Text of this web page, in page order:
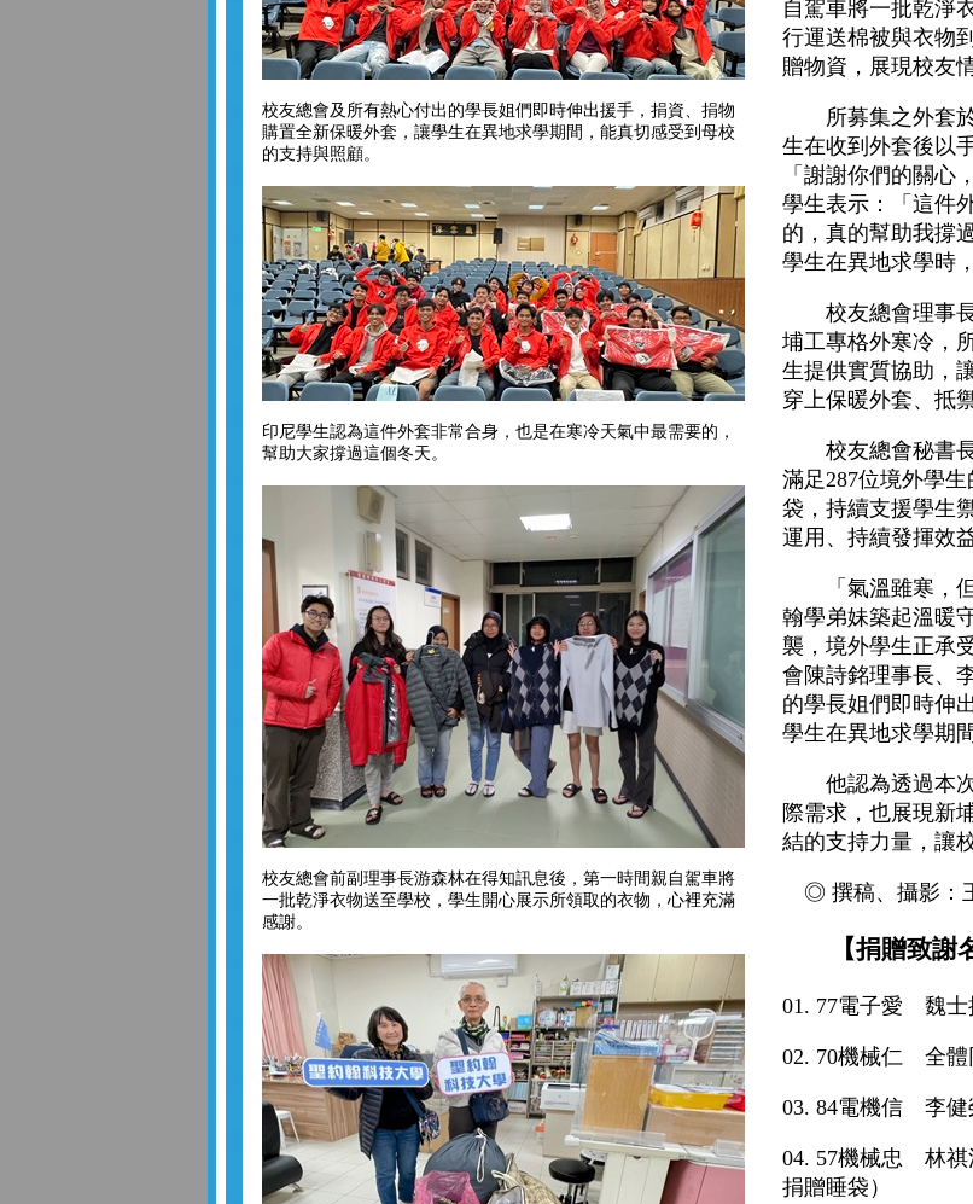
校友總會及所有熱心付出的學長姐們即時伸出援手，捐資、捐物
購置全新保暖外套，讓學生在異地求學期間，能真切感受到母校
的支持與照顧。
印尼學生認為這件外套非常合身，也是在寒冷天氣中最需要的，
幫助大家撐過這個冬天。
校友總會前副理事長游森林在得知訊息後，第一時間親自駕車將
一批乾淨衣物送至學校，學生開心展示所領取的衣物，心裡充滿
感謝。
自駕車將一批乾淨
行運送棉被與衣物
贈物資，展現校友
所募集之外套於
生在收到外套後以
「謝謝你們的關心
學生表示：「這件
的，真的幫助我撐
學生在異地求學時
校友總會理事長
埔工專格外寒冷，
生提供實質協助，
穿上保暖外套、抵
校友總會秘書長
滿足287位境外學
袋，持續支援學生
運用、持續發揮效
「氣溫雖寒，但
翰學弟妹築起溫暖
襲，境外學生正承
會陳詩銘理事長、
的學長姐們即時伸
學生在異地求學期
他認為透過本次
際需求，也展現新
結的支持力量，讓
◎ 撰稿、攝影：
【捐贈致謝名
01. 77電子愛 魏
02. 70機械仁 全
03. 84電機信 李
04. 57機械忠 林祺
捐贈睡袋）